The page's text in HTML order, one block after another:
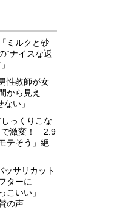
ミルクと砂
ナイスな返
性教師が女
ら見え
い」
っくりこな
で激変！ 2.9
テそう」絶
ッサリカット
ターに
こいい」
の声